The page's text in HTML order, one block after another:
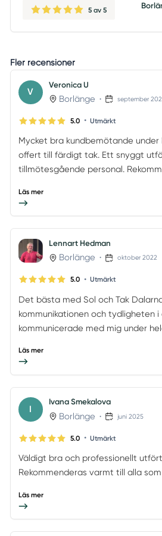
5av 5
Fler recensioner
V
Veronica U
Borlänge • september
5.0 • Utmärkt
Mycket bra kundbemötande
offert till färdigt tak. Ett snyggt
tillmötesgående personal.
Läs mer
Lennart Hedman
Borlänge • oktober 2022
5.0 • Utmärkt
Det bästa med Sol och Tak
kommunikationen och tydligheten
kommunicerade med mig under
Läs mer
I
Ivana Smekalova
Borlänge • juni 2025
5.0 • Utmärkt
Väldigt bra och professionellt
Rekommenderas varmt till alla
Läs mer